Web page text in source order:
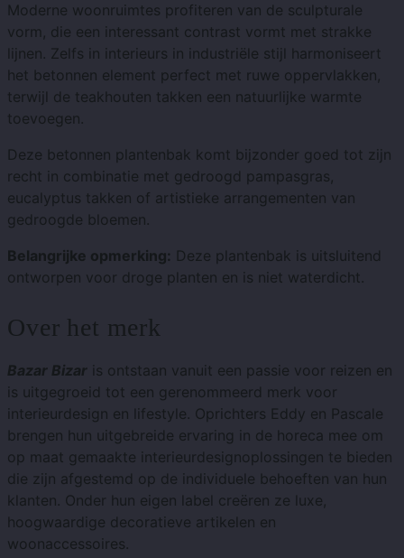
Moderne woonruimtes profiteren van de sculpturale
vorm, die een interessant contrast vormt met strakke
lijnen. Zelfs in interieurs in industriële stijl harmoniseert
het betonnen element perfect met ruwe oppervlakken,
terwijl de teakhouten takken een natuurlijke warmte
toevoegen.
Deze betonnen plantenbak komt bijzonder goed tot zijn
recht in combinatie met gedroogd pampasgras,
eucalyptus takken of artistieke arrangementen van
gedroogde bloemen.
Belangrijke opmerking: Deze plantenbak is uitsluitend
ontworpen voor droge planten en is niet waterdicht.
Over het merk
Bazar Bizar is ontstaan ​​vanuit een passie voor reizen en
is uitgegroeid tot een gerenommeerd merk voor
interieurdesign en lifestyle. Oprichters Eddy en Pascale
brengen hun uitgebreide ervaring in de horeca mee om
op maat gemaakte interieurdesignoplossingen te bieden
die zijn afgestemd op de individuele behoeften van hun
klanten. Onder hun eigen label creëren ze luxe,
hoogwaardige decoratieve artikelen en
woonaccessoires.